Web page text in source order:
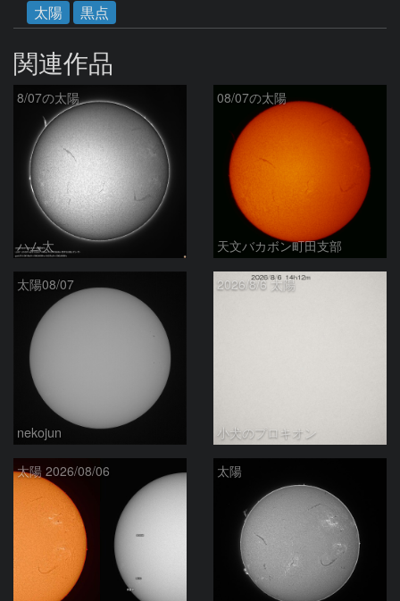
太陽
黒点
関連作品
8/07の太陽
ハム太
08/07の太陽
天文バカボン町田支部
太陽08/07
nekojun
2026/8/6 太陽
小犬のプロキオン
太陽 2026/08/06 太陽